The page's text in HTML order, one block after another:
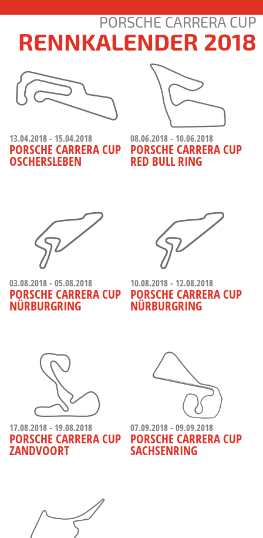
PORSCHE CARRERA CUP
RENNKALENDER 2018
13.04.2018 - 15.04.2018
PORSCHE CARRERA CUP
OSCHERSLEBEN
08.06.2018 - 10.06.2018
PORSCHE CARRERA CUP
RED BULL RING
03.08.2018 - 05.08.2018
PORSCHE CARRERA CUP
NÜRBURGRING
10.08.2018 - 12.08.2018
PORSCHE CARRERA CUP
NÜRBURGRING
17.08.2018 - 19.08.2018
PORSCHE CARRERA CUP
ZANDVOORT
07.09.2018 - 09.09.2018
PORSCHE CARRERA CUP
SACHSENRING